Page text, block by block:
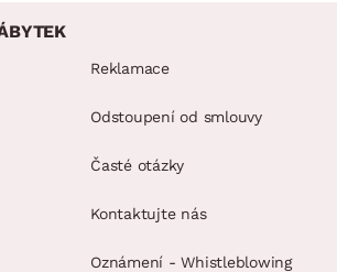
Reklamace
Odstoupení od smlouvy
Časté otázky
Kontaktujte nás
Oznámení - Whistleblowing